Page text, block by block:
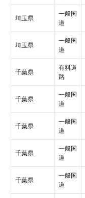
埼玉県
一般国
道
埼玉県
一般国
道
千葉県
有料道
路
千葉県
一般国
道
千葉県
一般国
道
千葉県
一般国
道
千葉県
一般国
道